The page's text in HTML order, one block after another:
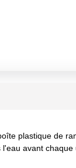
plastique de
avant chaque